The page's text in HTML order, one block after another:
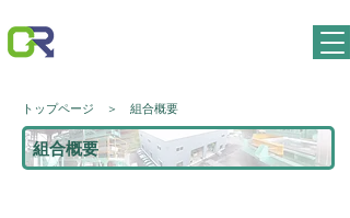
トップページ ＞ 組合概要
組合概要